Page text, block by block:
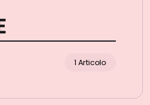
1 Articolo